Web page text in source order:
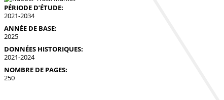
PÉRIODE D’ÉTUDE:
2021-2034
ANNÉE DE BASE:
2025
DONNÉES HISTORIQUES:
2021-2024
NOMBRE DE PAGES:
250